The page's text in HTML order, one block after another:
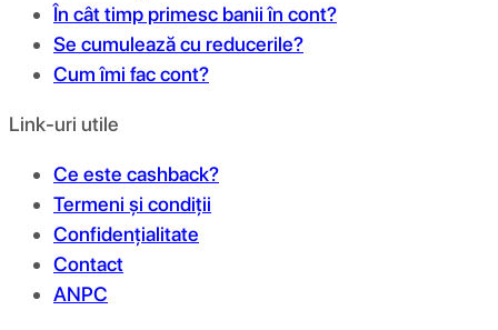
În cât timp primesc banii în cont?
Se cumulează cu reducerile?
Cum îmi fac cont?
Link-uri utile
Ce este cashback?
Termeni și condiții
Confidențialitate
Contact
ANPC